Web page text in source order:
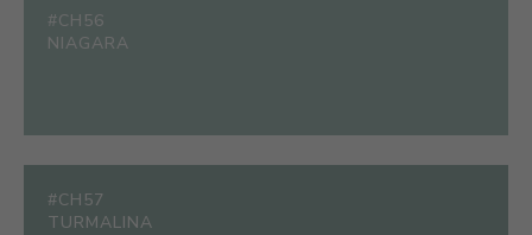
#CH56
NIAGARA
#CH57
TURMALINA